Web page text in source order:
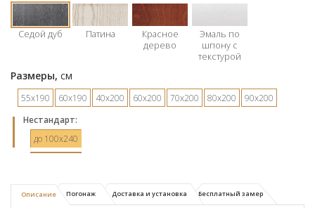
Седой дуб Патина
Красное
дерево
Эмаль по
шпону с
текстурой
Размеры, см
55х190 60х190 40х200 60х200 70х200 80х200
90х200
Hестандарт:
до 100x240
Описание Погонаж Доставка и установка Бесплатный замер